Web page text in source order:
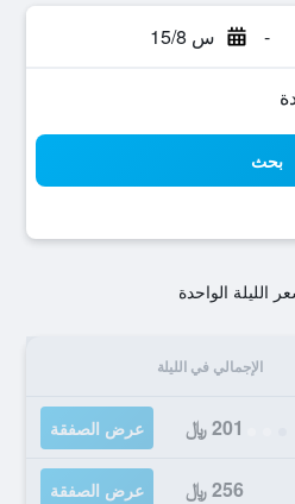
- س 15/8
بحث
الليلة الواحدة
الإجمالي في الليلة
201 ﷼ عرض الصفقة
256 ﷼ عرض الصفقة